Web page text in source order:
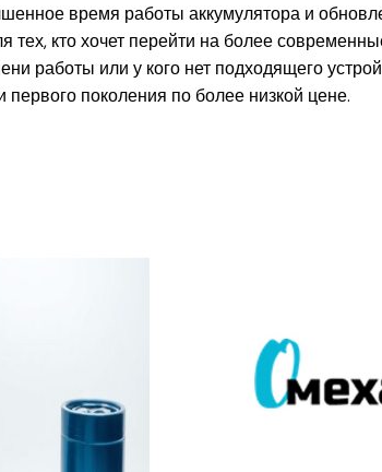
время работы аккумулятора и
кто хочет перейти на более
работы или у кого нет подходящего
поколения по более низкой цене.